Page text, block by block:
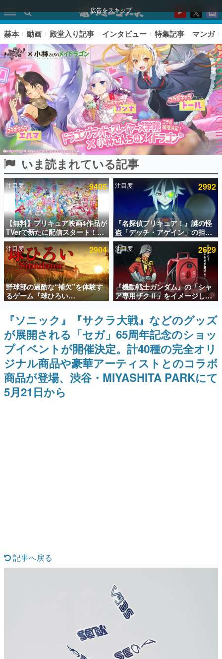
広告をスキップ
ピックアップ
電ファミのいま読まれている記事ランキング
アプリセール情報
インタビュー
連載・特集一覧
殿堂入り記事
SNS拡散数が数千以上！ ページビュー数万以上！ などな
ど。多くの人々に読まれた、電ファミ渾身の“殿堂入り”記
事をまとめました。
ゲームの企画書
名作ゲームクリエイターの方々に製作時のエピソードをお
聞きし、ヒットする企画（ゲーム）とは何か？を探ってい
きます。
赫本
この物語を解いてはいけない。『赫本』は、〈試験問題〉
の形をした短編ホラー小説集です。
新世代に訊く
ゲームが変えた日本語
「経験値」「裏技」「ラスボス」… ゲームにまつわる言葉
の起源や用法の変遷を、コンピューター文化史研究家・タ
カテゴリ
赫本 動画 殿堂入り記事 インタビュー 特集記事 マンガ
いま読まれている記事
注目度 9405
【無料】プリキュア映画4作品が
TVerで新たに配信スタート！な
んと2018年～2024年の映画ほぼ
すべてが見放題に、ぶっちゃけ
ありえないラインナップ
注目度 2992
『名探偵プリキュア！』謎の怪
盗「デッチ・アゲイン」の担当
キャストは天﨑滉平さんと判
明。『Re:ゼロから始める異世
界生活』オットー役、『ヒプノ
シスマイク』山田三郎役など
注目度 2904
野球部の過酷な“補欠”を体験す
るゲーム『球ひろい
Simulator』が「1件」のウィッ
シュリストをもとにチェコ語に
対応しSNSで話題に。『キング
ダム・カム』開発元やチェコの
プロ野球選手から称賛の声
注目度 2629
『機動戦士ガンダム』の「シャ
ア専用ザクⅡ」をイメージした
散水ホースリールが予約開始。
本体にはシャアのパーソナルマ
ークやジオン公国軍のエンブレ
ム、型式番号などを配置
『ソニック』『サクラ大戦』などのグッズ
が展開される「セガ」65周年記念のショッ
プイベントが開催決定。計40種の完全オリ
ジナル商品や豪華アーティストとのコラボ
商品が登場、渋谷・MIYASHITA PARKにて
5月21日から
記事へ戻る